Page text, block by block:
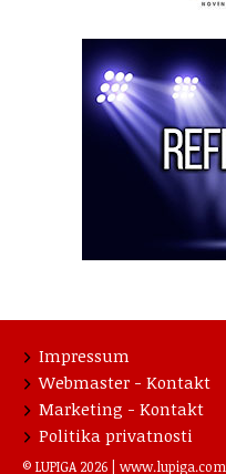
Impressum
Webmaster - Kontakt
Marketing - Kontakt
Politika privatnosti
© LUPIGA 2026 | www.lupiga.com